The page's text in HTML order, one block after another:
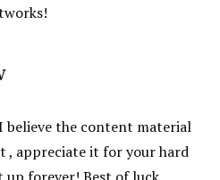
believe the content material
, appreciate it for your hard